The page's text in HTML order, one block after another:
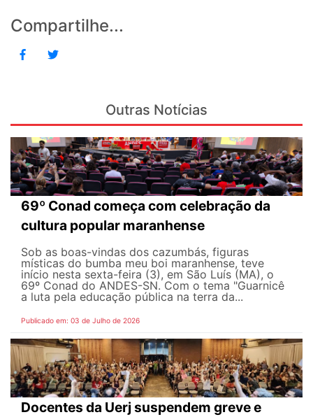
Compartilhe...
Outras Notícias
69º Conad começa com celebração da
cultura popular maranhense
Sob as boas-vindas dos cazumbás, figuras
místicas do bumba meu boi maranhense, teve
início nesta sexta-feira (3), em São Luís (MA), o
69º Conad do ANDES-SN. Com o tema "Guarnicê
a luta pela educação pública na terra da...
Publicado em: 03 de Julho de 2026
Docentes da Uerj suspendem greve e